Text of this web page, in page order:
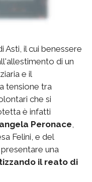
Asti, il cui benessere
di un
e il
tensione tra
che si
è infatti
Peronace
Felini, e del
una
il reato di